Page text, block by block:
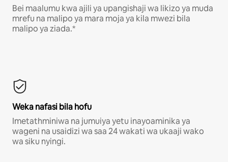
Bei maalumu kwa ajili ya upangishaji wa likizo ya muda
mrefu na malipo ya mara moja ya kila mwezi bila
malipo ya ziada.*
Weka nafasi bila hofu
Imetathminiwa na jumuiya yetu inayoaminika ya
wageni na usaidizi wa saa 24 wakati wa ukaaji wako
wa siku nyingi.